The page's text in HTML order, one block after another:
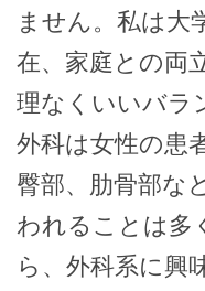
ません。私は大
在、家庭との両
理なくいいバラ
外科は女性の患
臀部、肋骨部な
われることは多
ら、外科系に興